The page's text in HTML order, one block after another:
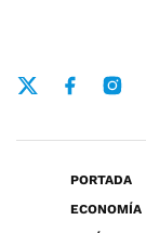
PORTADA
ECONOMÍA